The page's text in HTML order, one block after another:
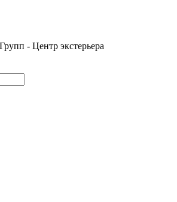
- Центр экстерьера